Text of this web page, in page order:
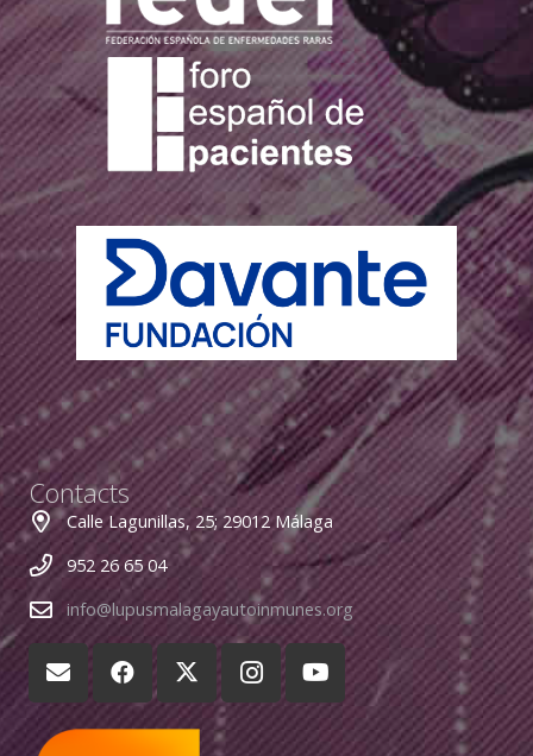
Contacts
Calle Lagunillas, 25; 29012 Málaga
952 26 65 04
info@lupusmalagayautoinmunes.org